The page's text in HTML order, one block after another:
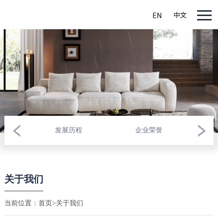
发展历程 企业荣誉
关于我们
当前位置： 首页>关于我们